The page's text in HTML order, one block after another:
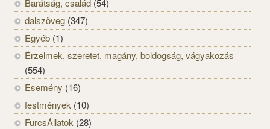
Barátság, család (54)
dalszöveg (347)
Egyéb (1)
Érzelmek, szeretet, magány, boldogság, vágyakozás
(554)
Esemény (16)
festmények (10)
FurcsÁllatok (28)